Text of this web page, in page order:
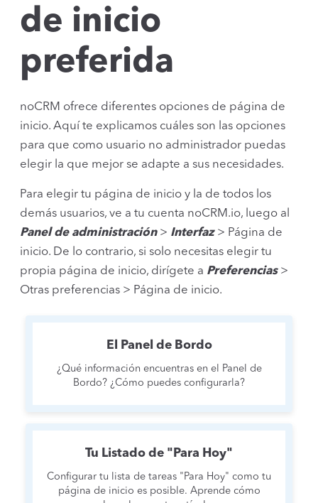
de inicio
preferida
noCRM ofrece diferentes opciones de página de
inicio. Aquí te explicamos cuáles son las opciones
para que como usuario no administrador puedas
elegir la que mejor se adapte a sus necesidades.
Para elegir tu página de inicio y la de todos los
demás usuarios, ve a tu cuenta noCRM.io, luego al
Panel de administración> Interfaz> Página de
inicio. De lo contrario, si solo necesitas elegir tu
propia página de inicio, dirígete a Preferencias>
Otras preferencias > Página de inicio.
El Panel de Bordo
¿Qué información encuentras en el Panel de
Bordo? ¿Cómo puedes configurarla?
Tu Listado de "Para Hoy"
Configurar tu lista de tareas "Para Hoy" como tu
página de inicio es posible. Aprende cómo